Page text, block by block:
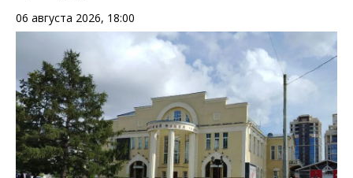
06 августа 2026, 18:00